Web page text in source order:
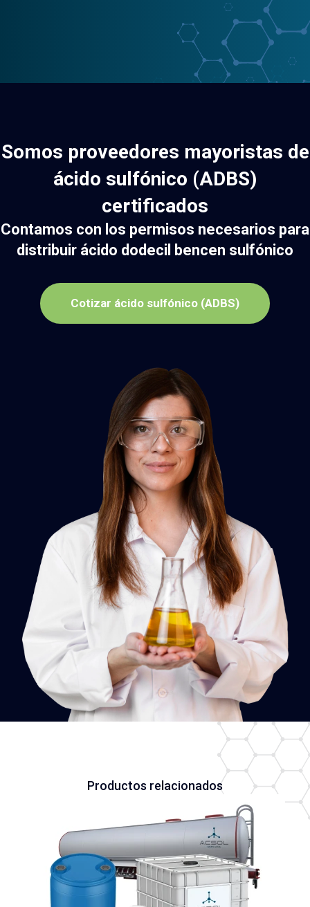
Somos proveedores mayoristas de
ácido sulfónico (ADBS)
certificados
Contamos con los permisos necesarios para
distribuir ácido dodecil bencen sulfónico
Cotizar ácido sulfónico (ADBS)
Productos relacionados